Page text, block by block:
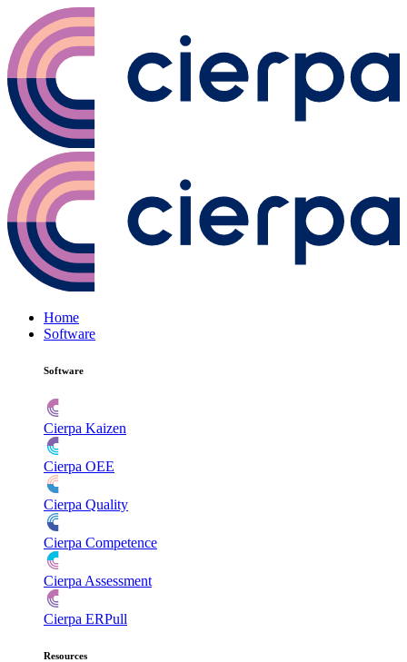
Home
Software
Software
Cierpa Kaizen
Cierpa OEE
Cierpa Quality
Cierpa Competence
Cierpa Assessment
Cierpa ERPull
Resources